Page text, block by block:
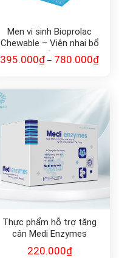
Men vi sinh Bioprolac
Chewable – Viên nhai bổ
sung lợi khuẩn bảo vệ sức
khỏe
395.000₫ – 780.000₫
Thực phẩm hỗ trợ tăng
cân Medi Enzymes
220.000₫